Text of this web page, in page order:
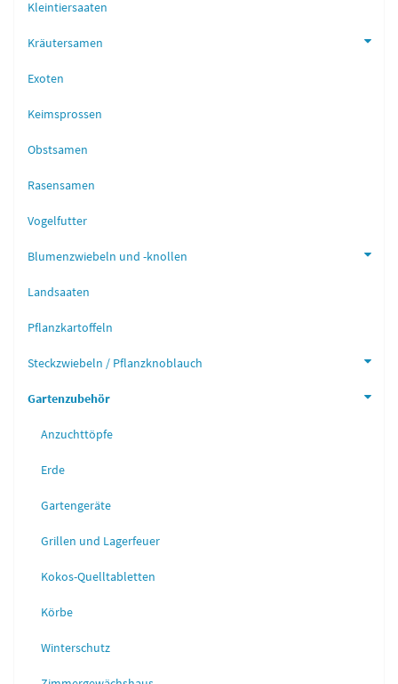
Kleintiersaaten
Kräutersamen
Exoten
Keimsprossen
Obstsamen
Rasensamen
Vogelfutter
Blumenzwiebeln und -knollen
Landsaaten
Pflanzkartoffeln
Steckzwiebeln / Pflanzknoblauch
Gartenzubehör
Anzuchttöpfe
Erde
Gartengeräte
Grillen und Lagerfeuer
Kokos-Quelltabletten
Körbe
Winterschutz